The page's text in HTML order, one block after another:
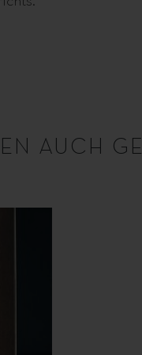
AUCH